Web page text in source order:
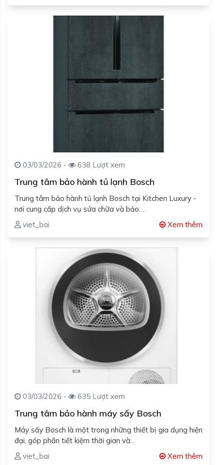
03/03/2026 - 638 Lượt xem
Trung tâm bảo hành tủ lạnh Bosch
Trung tâm bảo hành tủ lạnh Bosch tại Kitchen Luxury -
nơi cung cấp dịch vụ sửa chữa và bảo…
viet_bai
Xem thêm
03/03/2026 - 635 Lượt xem
Trung tâm bảo hành máy sấy Bosch
Máy sấy Bosch là một trong những thiết bị gia dụng hiện
đại, góp phần tiết kiệm thời gian và…
viet_bai
Xem thêm